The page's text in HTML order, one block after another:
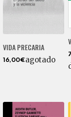
VIDA PRECARIA
16,00€agotado